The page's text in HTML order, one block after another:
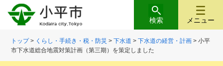
メニュー
検索
トップ> くらし・手続き・税・防災 >下水道 >下水道の経営・計画 > 小平
市下水道総合地震対策計画（第三期）を策定しました